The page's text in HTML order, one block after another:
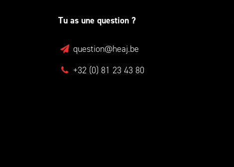
Tu as une question ?
question@heaj.be
+32 (0) 81 23 43 80